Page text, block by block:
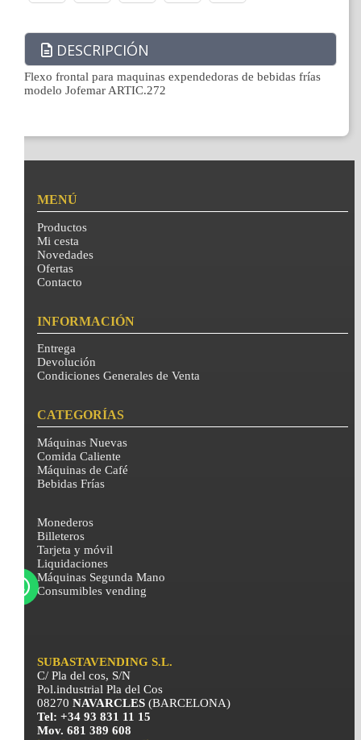
DESCRIPCIÓN
Flexo frontal para maquinas expendedoras de bebidas frías
modelo Jofemar ARTIC.272
MENÚ
Productos
Mi cesta
Novedades
Ofertas
Contacto
INFORMACIÓN
Entrega
Devolución
Condiciones Generales de Venta
CATEGORÍAS
Máquinas Nuevas
Comida Caliente
Máquinas de Café
Bebidas Frías
Monederos
Billeteros
Tarjeta y móvil
Liquidaciones
Máquinas Segunda Mano
Consumibles vending
SUBASTAVENDING S.L.
C/ Pla del cos, S/N
Pol.industrial Pla del Cos
08270NAVARCLES(BARCELONA)
Tel: +34 93 831 11 15
Mov. 681 389 608